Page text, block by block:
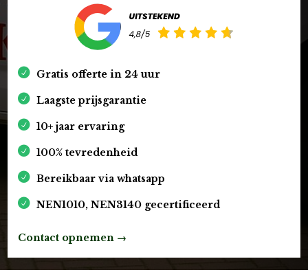
Gratis offerte in 24 uur
Laagste prijsgarantie
10+ jaar ervaring
100% tevredenheid
Bereikbaar via whatsapp
NEN1010, NEN3140 gecertificeerd
Contact opnemen →